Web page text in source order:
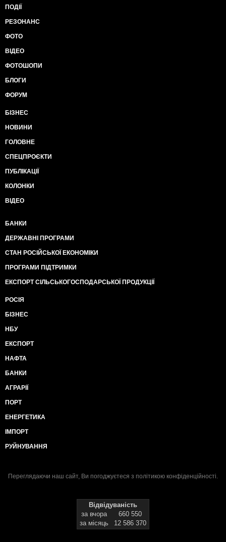
ПОДІЇ
РЕЗОНАНС
ФОТО
ВІДЕО
ФОТОШОПИ
БЛОГИ
ФОРУМ
БІЗНЕС
НОВИНИ
ГОЛОВНЕ
СПЕЦПРОЄКТИ
ПУБЛІКАЦІЇ
КОЛОНКИ
ВІДЕО
БАНКИ
ДЕРЖАВНІ ПРОГРАМИ
СТАН РОСІЙСЬКОЇ ЕКОНОМІКИ
ПРОГРАМИ ПІДТРИМКИ
ЕКСПОРТ СІЛЬСЬКОГОСПОДАРСЬКОЇ ПРОДУКЦІЇ
РОСІЯ
БІЗНЕС
НБУ
ЕКСПОРТ
НАФТА
БАНКИ
АГРАРІЇ
ПОРТ
ЕНЕРГЕТИКА
ІМПОРТ
РУЙНУВАННЯ
Переглядаючи наш сайт, Ви погоджуєтеся з політикою конфіденційності.
Відвідуваність
за вчора
660 550
за місяць
12 586 370